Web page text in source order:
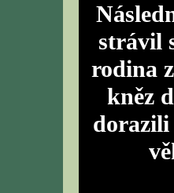
strávil
rodina
kněz
dorazili